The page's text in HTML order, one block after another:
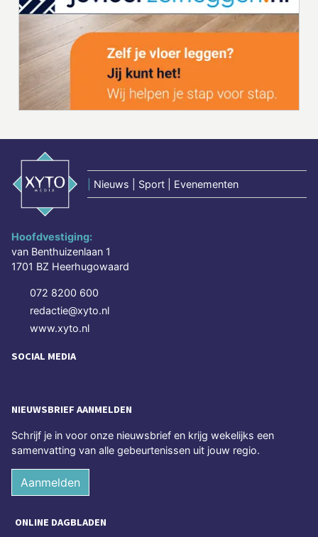
Nieuws | Sport | Evenementen
Hoofdvestiging:
van Benthuizenlaan 1
1701 BZ Heerhugowaard
072 8200 600
redactie@xyto.nl
www.xyto.nl
SOCIAL MEDIA
NIEUWSBRIEF AANMELDEN
Schrijf je in voor onze nieuwsbrief en krijg wekelijks een
samenvatting van alle gebeurtenissen uit jouw regio.
Aanmelden
ONLINE DAGBLADEN